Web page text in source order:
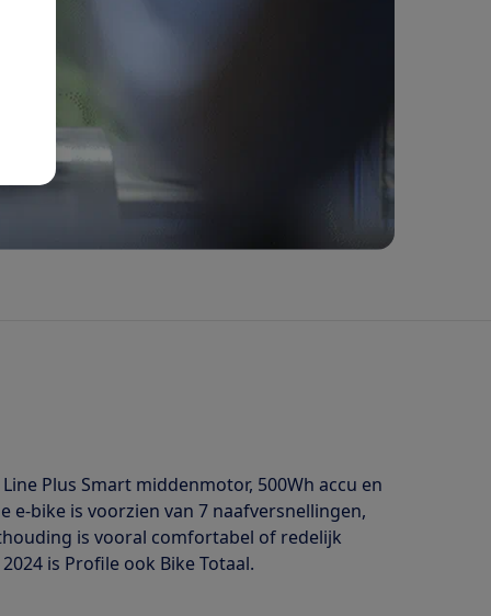
Plus Smart middenmotor, 500Wh accu en
e-bike is voorzien van 7 naafversnellingen,
is vooral comfortabel of redelijk
is Profile ook Bike Totaal.